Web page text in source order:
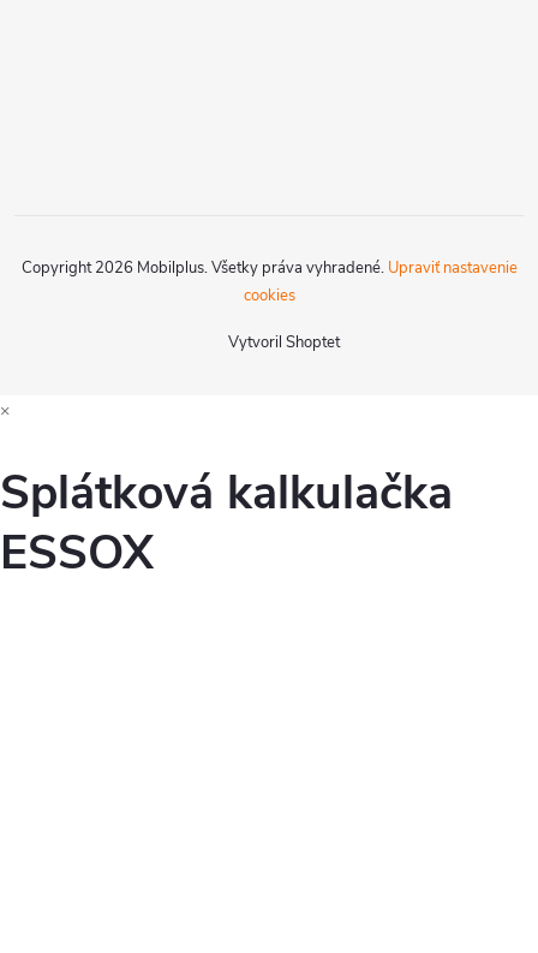
Vytvoril Shoptet
Copyright 2026 Mobilplus. Všetky práva vyhradené. Upraviť nastavenie
cookies
×
Splátková kalkulačka
ESSOX